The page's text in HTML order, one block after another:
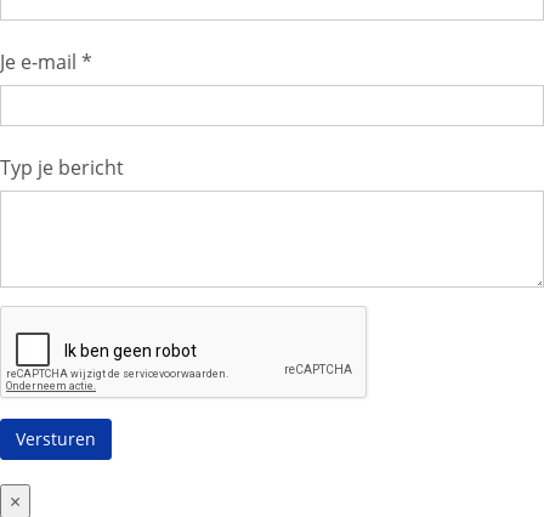
Je e-mail *
Typ je bericht
×